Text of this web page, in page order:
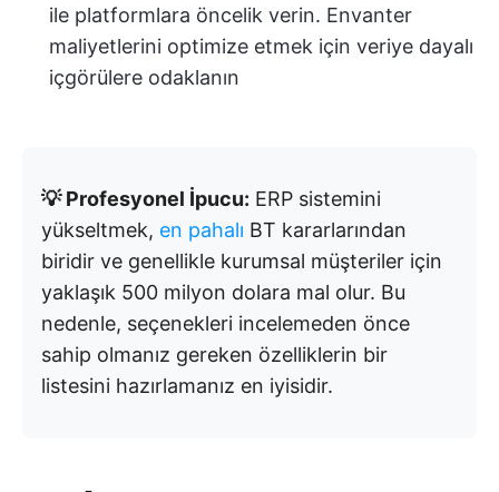
ile platformlara öncelik verin. Envanter
maliyetlerini optimize etmek için veriye dayalı
içgörülere odaklanın
💡 Profesyonel İpucu: ERP sistemini
yükseltmek, en pahalı BT kararlarından
biridir ve genellikle kurumsal müşteriler için
yaklaşık 500 milyon dolara mal olur. Bu
nedenle, seçenekleri incelemeden önce
sahip olmanız gereken özelliklerin bir
listesini hazırlamanız en iyisidir.